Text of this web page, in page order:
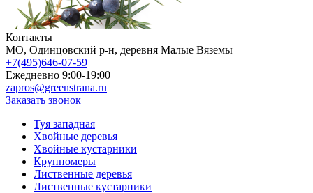
Контакты
МO, Одинцовский р-н, деревня Малые Вяземы
+7(495)646-07-59
Ежедневно 9:00-19:00
zapros@greenstrana.ru
Заказать звонок
Туя западная
Хвойные деревья
Хвойные кустарники
Крупномеры
Лиственные деревья
Лиственные кустарники